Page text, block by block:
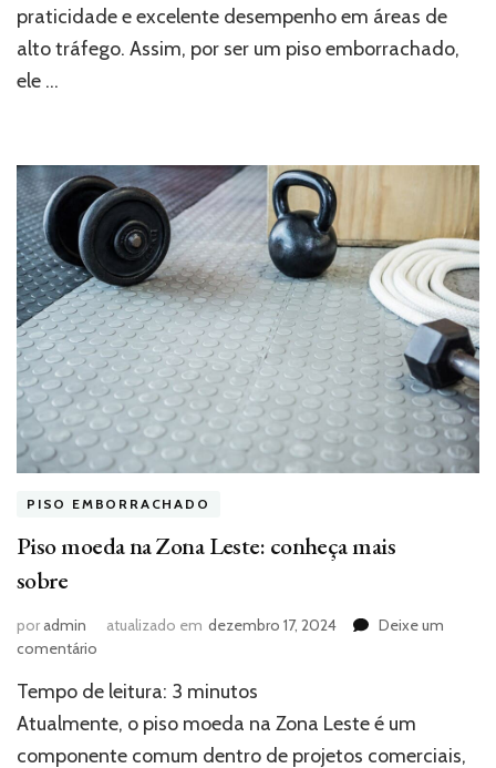
usado?
praticidade e excelente desempenho em áreas de
alto tráfego. Assim, por ser um piso emborrachado,
ele …
PISO EMBORRACHADO
Piso moeda na Zona Leste: conheça mais
sobre
poradmin atualizado em dezembro 17, 2024
Deixe um
comentário
moeda
na
Tempo de leitura: 3 minutos
Atualmente, o piso moeda na Zona Leste é um
componente comum dentro de projetos comerciais,